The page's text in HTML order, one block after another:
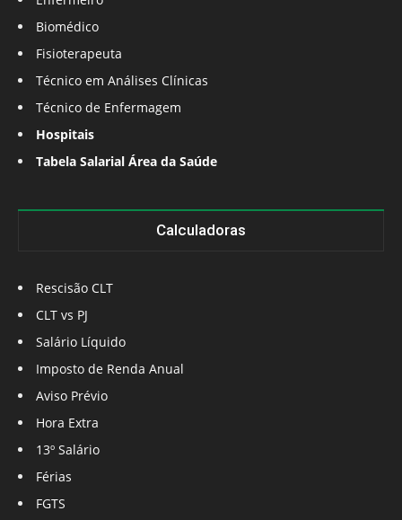
Biomédico
Fisioterapeuta
Técnico em Análises Clínicas
Técnico de Enfermagem
Hospitais
Tabela Salarial Área da Saúde
Calculadoras
Rescisão CLT
CLT vs PJ
Salário Líquido
Imposto de Renda Anual
Aviso Prévio
Hora Extra
13º Salário
Férias
FGTS